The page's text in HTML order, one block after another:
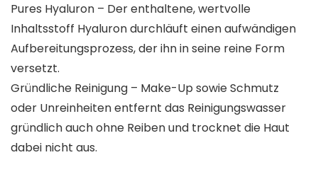
Pures Hyaluron – Der enthaltene, wertvolle
Inhaltsstoff Hyaluron durchläuft einen aufwändigen
Aufbereitungsprozess, der ihn in seine reine Form
versetzt.
Gründliche Reinigung – Make-Up sowie Schmutz
oder Unreinheiten entfernt das Reinigungswasser
gründlich auch ohne Reiben und trocknet die Haut
dabei nicht aus.